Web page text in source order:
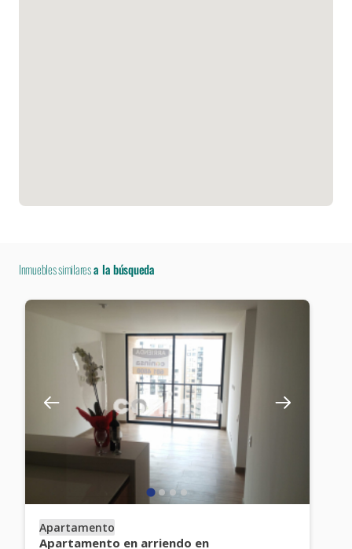
Inmuebles similaresa la búsqueda
Apartamento
Apartamento en arriendo en